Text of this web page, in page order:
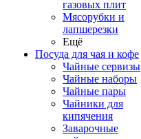
газовых плит
Мясорубки и
лапшерезки
Ещё
Посуда для чая и кофе
Чайные сервизы
Чайные наборы
Чайные пары
Чайники для
кипячения
Заварочные